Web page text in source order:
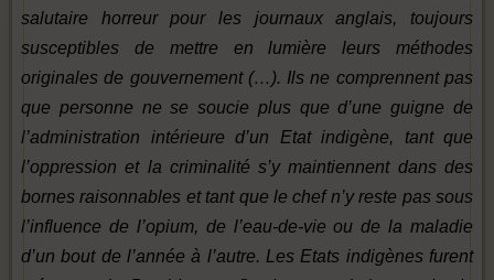
salutaire horreur pour les journaux anglais, toujours
susceptibles de mettre en lumière leurs méthodes
originales de gouvernement (…). Ils ne comprennent pas
que personne ne se soucie plus que d’une guigne de
l’administration intérieure d’un Etat indigène, tant que
l’oppression et la criminalité s’y maintiennent dans des
bornes raisonnables et tant que le chef n’y reste pas sous
l’influence de l’opium, de l’eau-de-vie ou de la maladie
d’un bout de l’année à l’autre. Les Etats indigènes furent